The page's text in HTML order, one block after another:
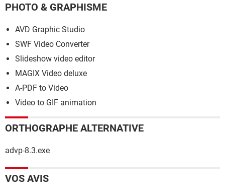
PHOTO & GRAPHISME
AVD Graphic Studio
SWF Video Converter
Slideshow video editor
MAGIX Video deluxe
A-PDF to Video
Video to GIF animation
ORTHOGRAPHE ALTERNATIVE
advp-8.3.exe
VOS AVIS